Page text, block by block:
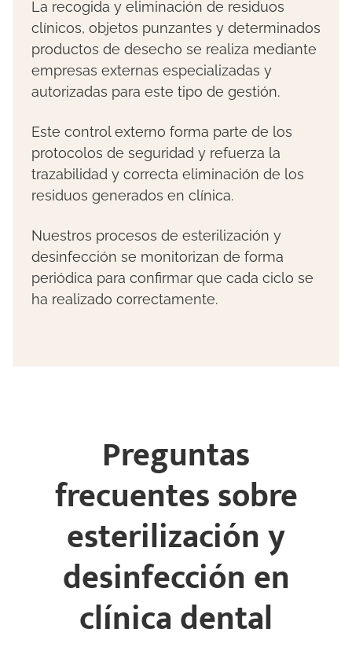
La recogida y eliminación de residuos
clínicos, objetos punzantes y determinados
productos de desecho se realiza mediante
empresas externas especializadas y
autorizadas para este tipo de gestión.
Este control externo forma parte de los
protocolos de seguridad y refuerza la
trazabilidad y correcta eliminación de los
residuos generados en clínica.
Nuestros procesos de esterilización y
desinfección se monitorizan de forma
periódica para confirmar que cada ciclo se
ha realizado correctamente.
Preguntas
frecuentes sobre
esterilización y
desinfección en
clínica dental